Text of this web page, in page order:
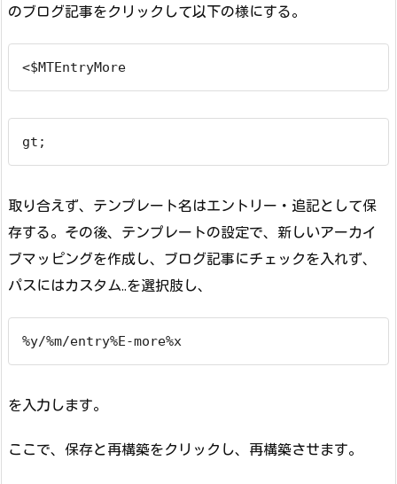
のブログ記事をクリックして以下の様にする。
<$MTEntryMore
gt;
取り合えず、テンプレート名はエントリー・追記として保
存する。その後、テンプレートの設定で、新しいアーカイ
ブマッピングを作成し、ブログ記事にチェックを入れず、
パスにはカスタム..を選択肢し、
%y/%m/entry%E-more%x
を入力します。
ここで、保存と再構築をクリックし、再構築させます。